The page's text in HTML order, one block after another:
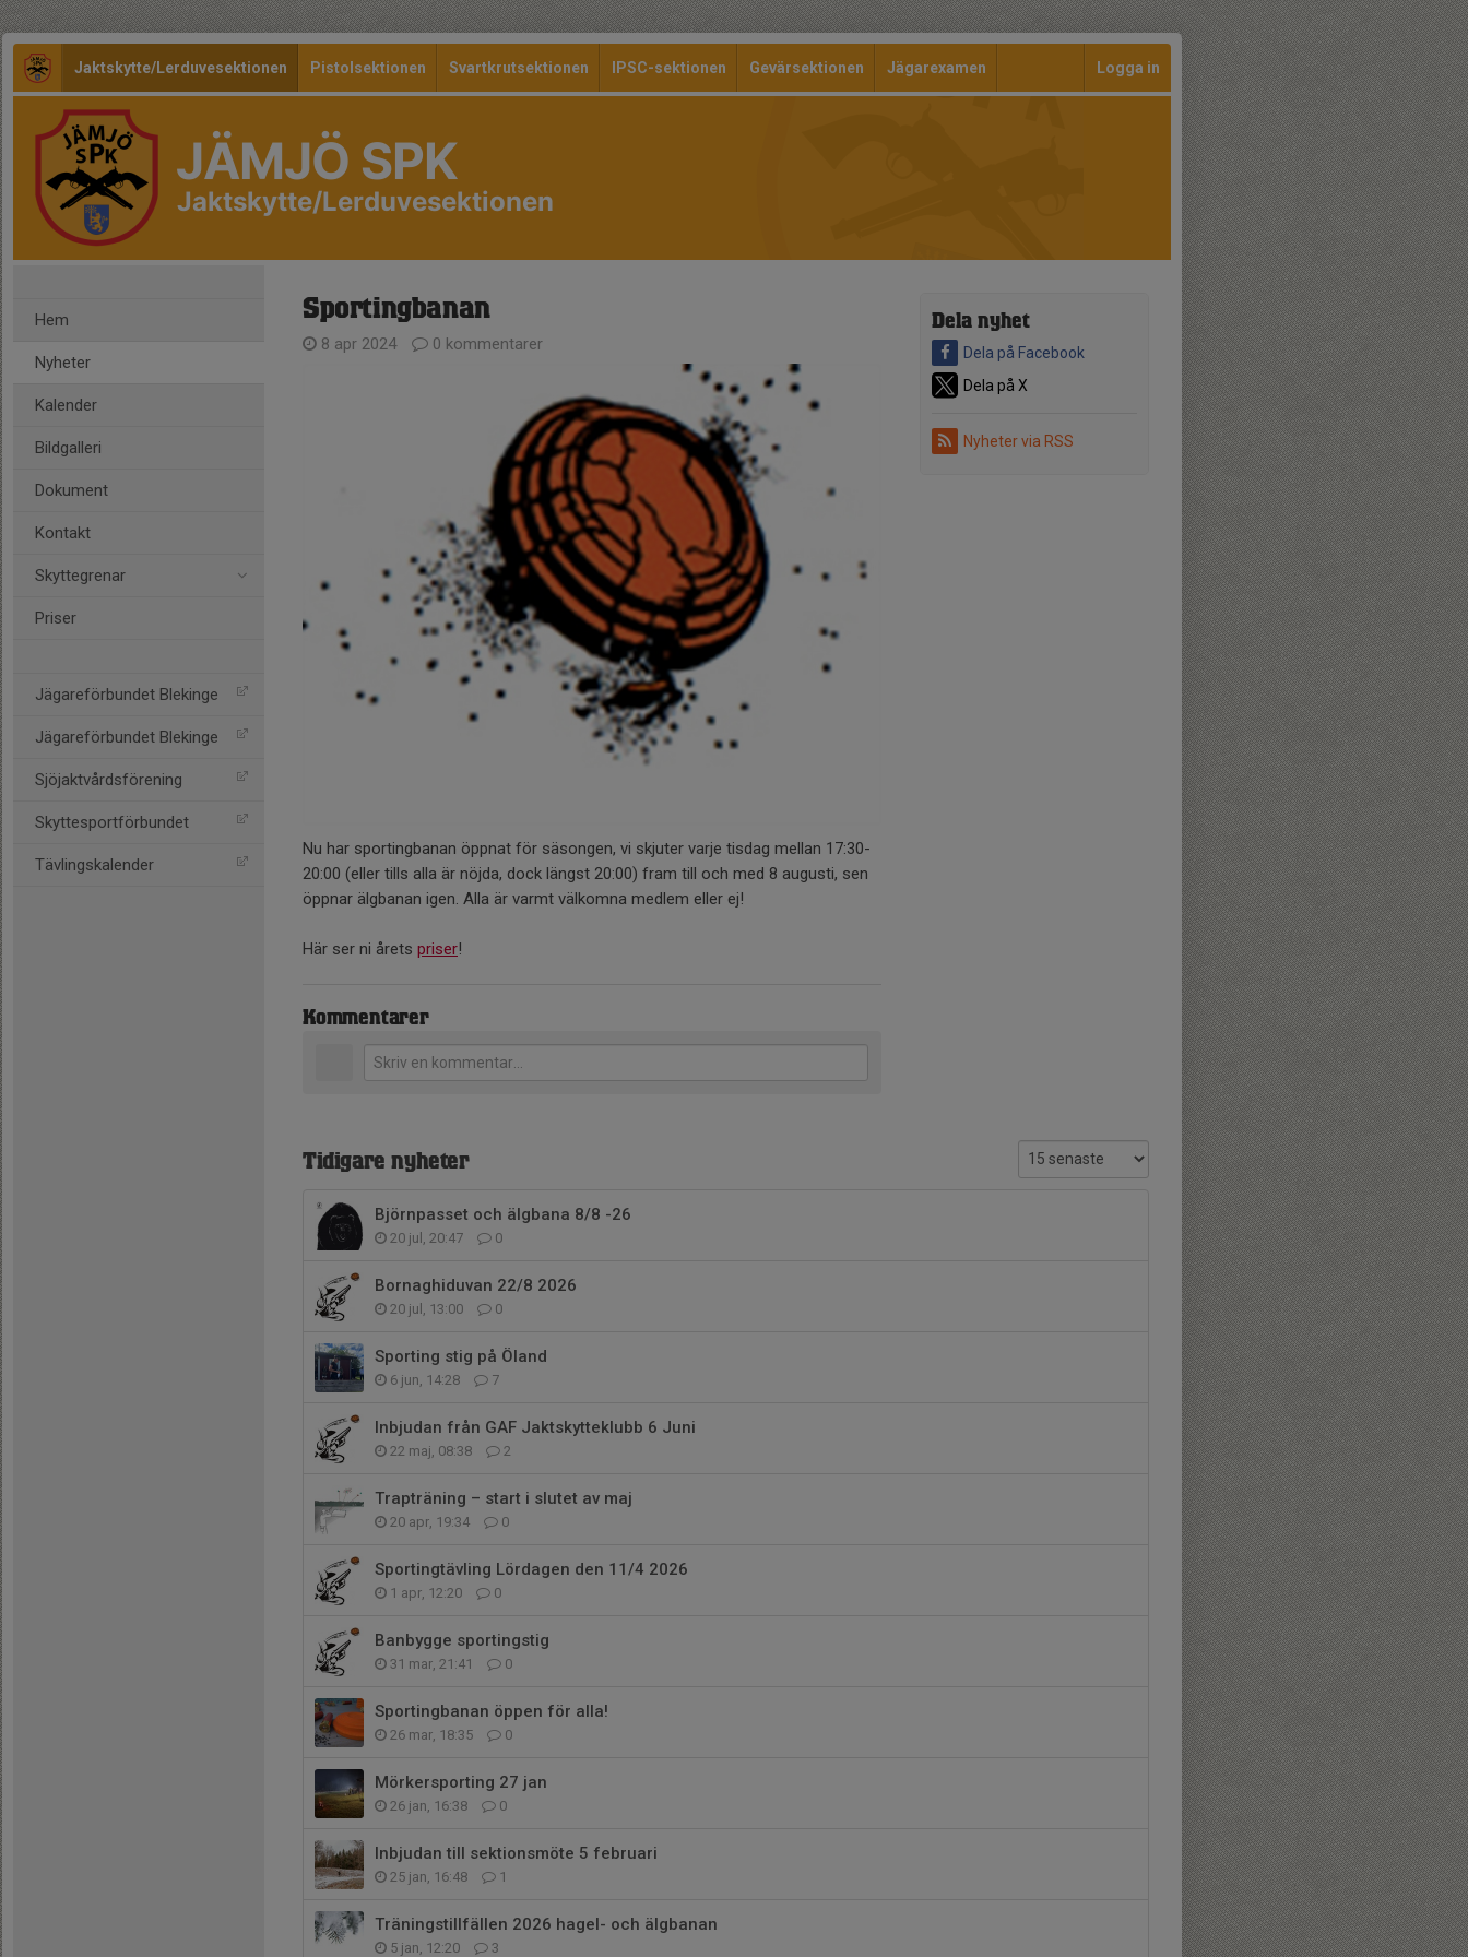
Jaktskytte/Lerduvesektionen Pistolsektionen Svartkrutsektionen IPSC-sektionen Gevärsektionen Jägarexamen Logga in
JÄMJÖ SPK
Jaktskytte/Lerduvesektionen
Hem
Nyheter
Kalender
Bildgalleri
Dokument
Kontakt
Skyttegrenar
Priser
Jägareförbundet Blekinge
Jägareförbundet Blekinge
Sjöjaktvårdsförening
Skyttesportförbundet
Tävlingskalender
Dela nyhet
Dela på Facebook
Dela på X
Nyheter via RSS
Sportingbanan
8 apr 2024 0 kommentarer
Nu har sportingbanan öppnat för säsongen, vi skjuter varje tisdag mellan 17:30-
20:00 (eller tills alla är nöjda, dock längst 20:00) fram till och med 8 augusti, sen
öppnar älgbanan igen. Alla är varmt välkomna medlem eller ej!
Här ser ni årets priser!
Kommentarer
Tidigare nyheter
Björnpasset och älgbana 8/8 -26
20 jul, 20:47 0
Bornaghiduvan 22/8 2026
20 jul, 13:00 0
Sporting stig på Öland
6 jun, 14:28 7
Inbjudan från GAF Jaktskytteklubb 6 Juni
22 maj, 08:38 2
Trapträning – start i slutet av maj
20 apr, 19:34 0
Sportingtävling Lördagen den 11/4 2026
1 apr, 12:20 0
Banbygge sportingstig
31 mar, 21:41 0
Sportingbanan öppen för alla!
26 mar, 18:35 0
Mörkersporting 27 jan
26 jan, 16:38 0
Inbjudan till sektionsmöte 5 februari
25 jan, 16:48 1
Träningstillfällen 2026 hagel- och älgbanan
5 jan, 12:20 3